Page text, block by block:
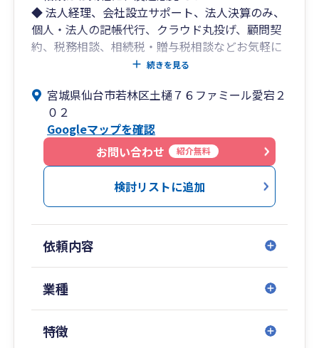
◆ 法人経理、会社設立サポート、法人決算のみ、
個人・法人の記帳代行、クラウド丸投げ、顧問契
約、税務相談、相続税・贈与税相談などお気軽に
を365日リアルタイムでメール・LINE等を活用し
て回答いたします。
◆ 一般的に税理士は「高齢・怖い・相談しにく
い」というイメージがあると思いますが、当事務
所では、若い代表税理士の佐沼本人が、いつでも
気軽に友達感覚で相談できる体制を整えていま
す。
又は当事務所ホームページの「お問い合わせフォ
ーム」からお気軽にご相談ください。
続きを見る
宮城県仙台市若林区土樋７６ファミール愛宕２
０２
Googleマップを確認
お問い合わせ
紹介無料
検討リストに追加
依頼内容
業種
特徴